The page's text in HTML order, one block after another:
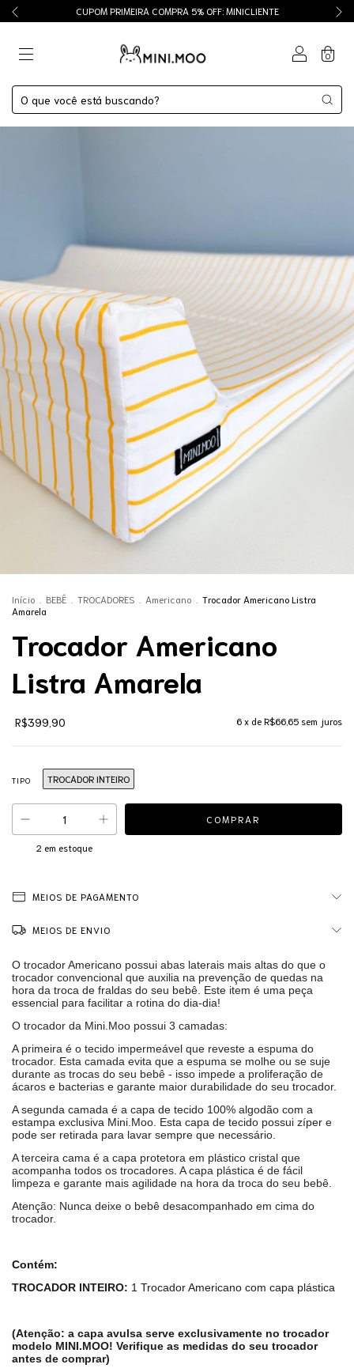
CUPOM PRIMEIRA COMPRA 5% OFF: MINICLIENTE
0
Início BEBÊ TROCADORES Americano
Trocador Americano Listra
Amarela
Trocador Americano
Listra Amarela
R$399,90 6 x de R$66,65 sem juros
TIPO TROCADOR INTEIRO
2 em estoque
MEIOS DE PAGAMENTO
MEIOS DE ENVIO
O trocador Americano possui abas laterais mais altas do que o
trocador convencional que auxilia na prevenção de quedas na
hora da troca de fraldas do seu bebê. Este item é uma peça
essencial para facilitar a rotina do dia-dia!
O trocador da Mini.Moo possui 3 camadas:
A primeira é o tecido impermeável que reveste a espuma do
trocador. Esta camada evita que a espuma se molhe ou se suje
durante as trocas do seu bebê - isso impede a proliferação de
ácaros e bacterias e garante maior durabilidade do seu trocador.
A segunda camada é a capa de tecido 100% algodão com a
estampa exclusiva Mini.Moo. Esta capa de tecido possui zíper e
pode ser retirada para lavar sempre que necessário.
A terceira cama é a capa protetora em plástico cristal que
acompanha todos os trocadores. A capa plástica é de fácil
limpeza e garante mais agilidade na hora da troca do seu bebê.
Atenção: Nunca deixe o bebê desacompanhado em cima do
trocador.
Contém:
TROCADOR INTEIRO: 1 Trocador Americano com capa plástica
(Atenção: a capa avulsa serve exclusivamente no trocador
modelo MINI.MOO! Verifique as medidas do seu trocador
antes de comprar)